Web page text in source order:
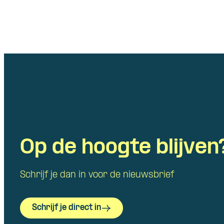
Op de hoogte
Schrijf je dan in voor de nieuwsbrief
Schrijf je direct in